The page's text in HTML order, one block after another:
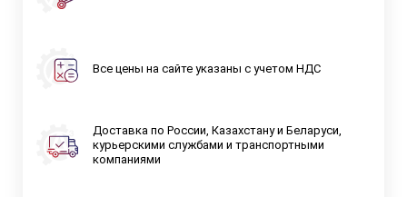
Все цены на сайте указаны с учетом НДС
Доставка по России, Казахстану и Беларуси,
курьерскими службами и транспортными
компаниями